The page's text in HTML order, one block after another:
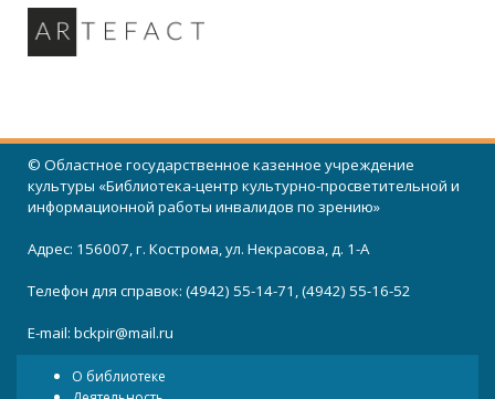
© Областное государственное казенное учреждение
культуры «Библиотека-центр культурно-просветительной и
информационной работы инвалидов по зрению»
Адрес: 156007, г. Кострома, ул. Некрасова, д. 1-А
Телефон для справок: (4942) 55-14-71, (4942) 55-16-52
E-mail: bckpir@mail.ru
О библиотеке